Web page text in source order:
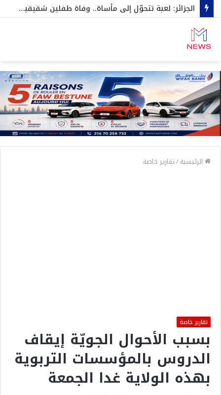
الجزائر: لعبة تتحوّل إلى مأساة.. وفاة طفلين شقيقين اختناقا داخل صندوق سيارة…وهكذا نجاح الثالث بأعجوبة
الرئيسية/تقارير خاصة
تقارير خاصة
بسبب الأحوال الجويّة إيقاف
الدروس بالمؤسسات التربوية
بهذه الولاية غدا الجمعة